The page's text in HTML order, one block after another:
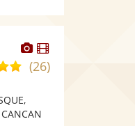
Dieser
Künstler
stellt
bereit.
Dieser
Künstler
5,0
5
Sternen
(26)